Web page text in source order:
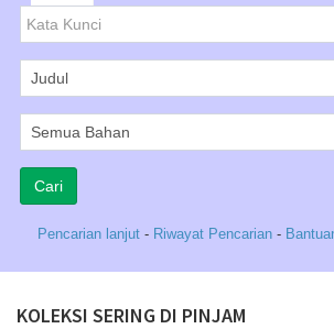
Pencarian lanjut - Riwayat Pencarian -
KOLEKSI SERING DI PINJAM